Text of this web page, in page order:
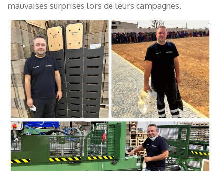
mauvaises surprises lors de leurs campagnes.